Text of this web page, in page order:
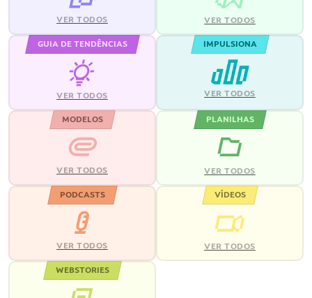
VER TODOS VER TODOS
GUIA DE TENDÊNCIAS
VER TODOS
IMPULSIONA
VER TODOS
MODELOS
VER TODOS
PLANILHAS
VER TODOS
PODCASTS
VER TODOS
VÍDEOS
VER TODOS
WEBSTORIES